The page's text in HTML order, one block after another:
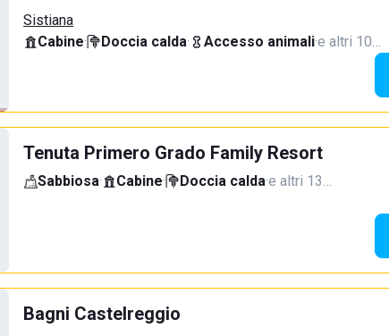
Sistiana
Cabine· Doccia calda· Accesso animali·e altri 10…
Tenuta Primero Grado Family Resort
Sabbiosa· Cabine· Doccia calda·e altri 13…
Bagni Castelreggio